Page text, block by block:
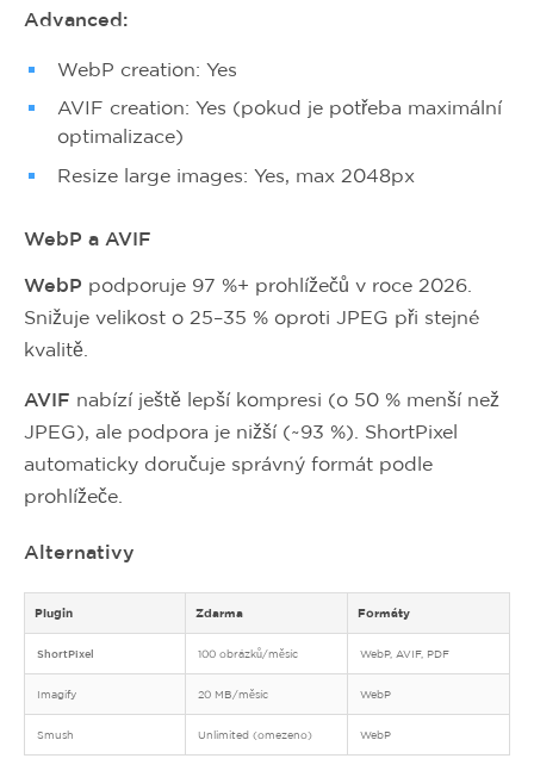
Advanced:
WebP creation: Yes
AVIF creation: Yes (pokud je potřeba maximální
optimalizace)
Resize large images: Yes, max 2048px
WebP a AVIF
WebP podporuje 97 %+ prohlížečů v roce 2026.
Snižuje velikost o 25–35 % oproti JPEG při stejné
kvalitě.
AVIF nabízí ještě lepší kompresi (o 50 % menší než
JPEG), ale podpora je nižší (~93 %). ShortPixel
automaticky doručuje správný formát podle
prohlížeče.
Alternativy
Plugin Zdarma Formáty
ShortPixel 100 obrázků/měsíc WebP, AVIF, PDF
Imagify 20 MB/měsíc WebP
Smush Unlimited (omezeno) WebP